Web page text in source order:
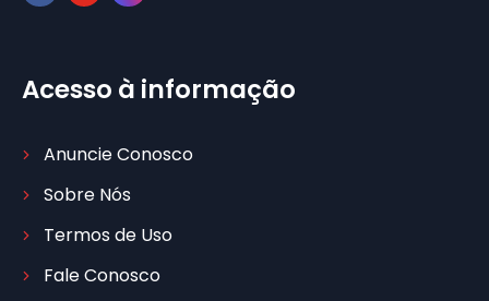
Acesso à informação
Anuncie Conosco
Sobre Nós
Termos de Uso
Fale Conosco